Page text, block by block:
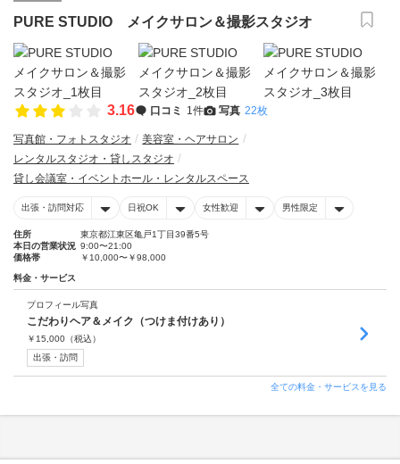
PURE STUDIO メイクサロン＆撮影スタジオ
3.16 口コミ 1件 写真 22枚
写真館・フォトスタジオ
美容室・ヘアサロン
レンタルスタジオ・貸しスタジオ
貸し会議室・イベントホール・レンタルスペース
出張・訪問対応 日祝OK 女性歓迎 男性限定
住所
東京都江東区亀戸1丁目39番5号
本日の営業状況 9:00〜21:00
価格帯
￥10,000〜￥98,000
料金・サービス
プロフィール写真
こだわりヘア＆メイク（つけま付けあり）
￥ 15,000 （税込）
出張・訪問
全ての料金・サービスを見る